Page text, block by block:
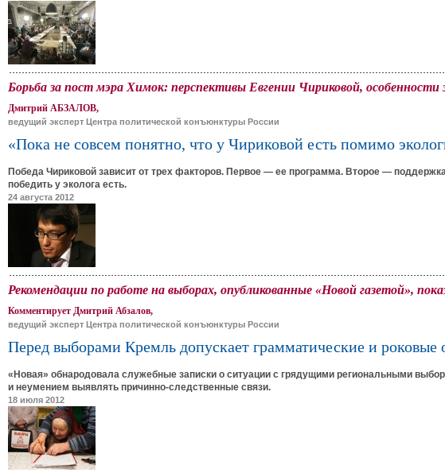
Борьба за пост мэра Химок: перспективы Евгении Чириковой,
Дмитрий АБЗАЛОВ,
ведущий эксперт Центра политической конъюнктуры России
«Пока не совсем понятно, что у Чириковой есть помимо
Победа Чириковой зависит от трех факторов. Первое — ее программа. Второе —
победить у эколога есть.
24 августа 2012
Рекомендации по работе на выборах, опубликованные «Новой газетой»,
Комментирует Дмитрий Абзалов,
ведущий эксперт Центра политической конъюнктуры России
Перед выборами Кремль допускает грамматические и
«Новая» обнародовала служебные записки о ситуации с грядущими региональными
и неумением выявлять причинно-следственные связи.
18 июля 2012